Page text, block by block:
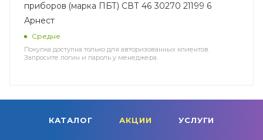
приборов (марка ПБТ) СВТ 46 30270 21199 6
Арнест
Средне
Покупка доступна только для авторизованных клиентов.
Запросите логин и пароль у менеджера.
КАТАЛОГ АКЦИИ УСЛУГИ